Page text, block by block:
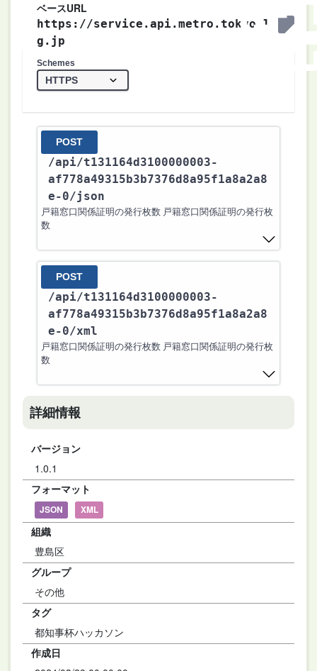
ベースURL
https://service.api.metro.tokyo.l
g.jp
Schemes
POST
/api/t131164d3100000003-
af778a49315b3b7376d8a95f1a8a2a8
e-0/json
戸籍窓口関係証明の発行枚数 戸籍窓口関係証明の発行枚
数
POST
/api/t131164d3100000003-
af778a49315b3b7376d8a95f1a8a2a8
e-0/xml
戸籍窓口関係証明の発行枚数 戸籍窓口関係証明の発行枚
数
詳細情報
バージョン
1.0.1
フォーマット
JSON XML
組織
豊島区
グループ
その他
タグ
都知事杯ハッカソン
作成日